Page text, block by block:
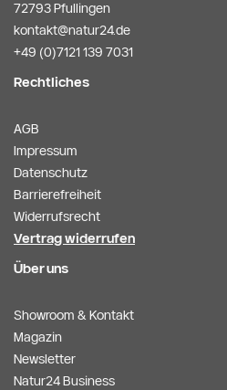
72793 Pfullingen
kontakt@natur24.de
+49 (0)7121 139 7031
Rechtliches
AGB
Impressum
Datenschutz
Barrierefreiheit
Widerrufsrecht
Vertrag widerrufen
Über uns
Showroom & Kontakt
Magazin
Newsletter
Natur24 Business